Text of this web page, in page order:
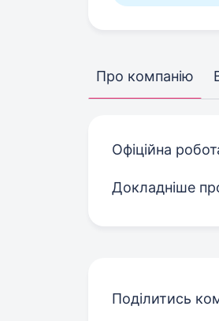
Про компанію
Офіційна
Докладніше
Поділитись